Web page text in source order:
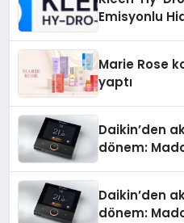
Emisyonlu
Marie Rose
yaptı
Daikin’den
dönem:
Daikin’den
dönem: